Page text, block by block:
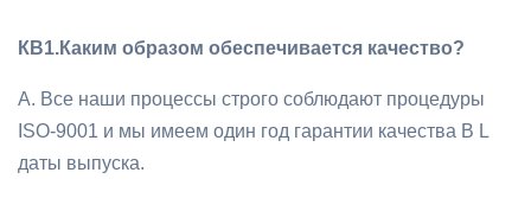
КВ1.Каким образом обеспечивается качество?
A. Все наши процессы строго соблюдают процедуры
ISO-9001 и мы имеем один год гарантии качества B L
даты выпуска.